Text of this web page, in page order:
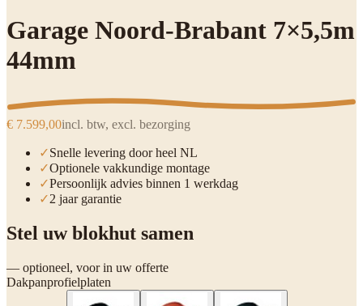
Garage Noord-Brabant 7×5,5m
44mm
€ 7.599,00incl. btw, excl. bezorging
✓Snelle levering door heel NL
✓Optionele vakkundige montage
✓Persoonlijk advies binnen 1 werkdag
✓2 jaar garantie
Stel uw blokhut samen
— optioneel, voor in uw offerte
Dakpanprofielplaten